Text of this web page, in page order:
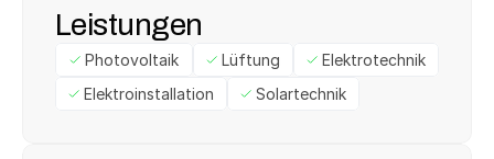
Leistungen
Photovoltaik Lüftung
Elektrotechnik
Elektroinstallation
Solartechnik